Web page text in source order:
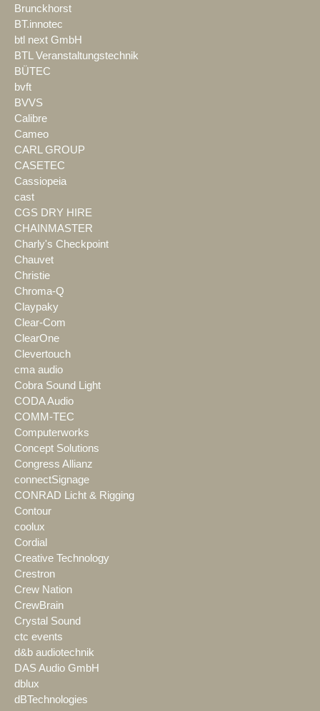
Brunckhorst
BT.innotec
btl next GmbH
BTL Veranstaltungstechnik
BÜTEC
bvft
BVVS
Calibre
Cameo
CARL GROUP
CASETEC
Cassiopeia
cast
CGS DRY HIRE
CHAINMASTER
Charly's Checkpoint
Chauvet
Christie
Chroma-Q
Claypaky
Clear-Com
ClearOne
Clevertouch
cma audio
Cobra Sound Light
CODA Audio
COMM-TEC
Computerworks
Concept Solutions
Congress Allianz
connectSignage
CONRAD Licht & Rigging
Contour
coolux
Cordial
Creative Technology
Crestron
Crew Nation
CrewBrain
Crystal Sound
ctc events
d&b audiotechnik
DAS Audio GmbH
dblux
dBTechnologies